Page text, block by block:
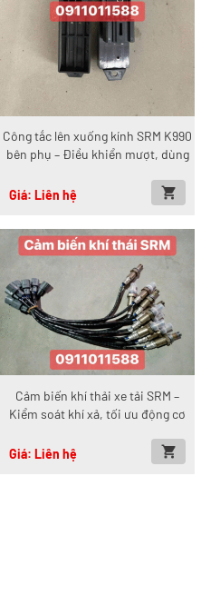
Công tắc lên xuống kính SRM K990
bên phụ – Điều khiển mượt, dùng
Giá: Liên hệ
Cảm biến khí thải xe tải SRM –
Kiểm soát khí xả, tối ưu động cơ
Giá: Liên hệ